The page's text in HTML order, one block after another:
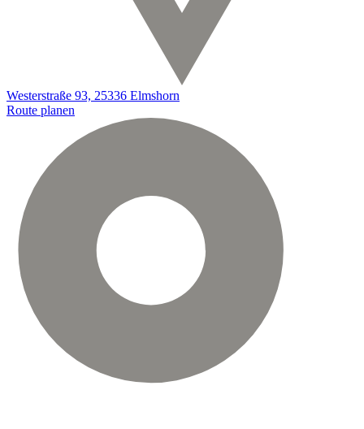
Westerstraße 93, 25336 Elmshorn
Route planen